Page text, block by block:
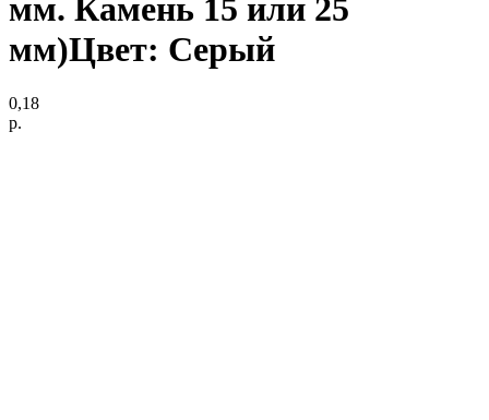
мм. Камень 15 или 25
мм)Цвет: Серый
0,18
р.